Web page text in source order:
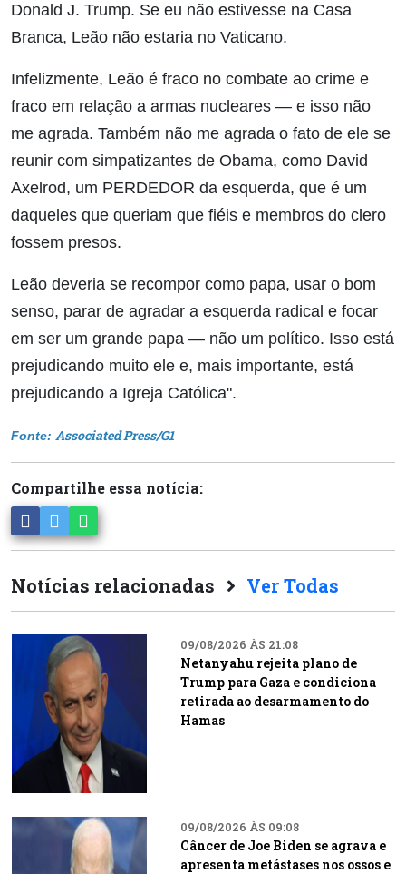
Donald J. Trump. Se eu não estivesse na Casa
Branca, Leão não estaria no Vaticano.
Infelizmente, Leão é fraco no combate ao crime e
fraco em relação a armas nucleares — e isso não
me agrada. Também não me agrada o fato de ele se
reunir com simpatizantes de Obama, como David
Axelrod, um PERDEDOR da esquerda, que é um
daqueles que queriam que fiéis e membros do clero
fossem presos.
Leão deveria se recompor como papa, usar o bom
senso, parar de agradar a esquerda radical e focar
em ser um grande papa — não um político. Isso está
prejudicando muito ele e, mais importante, está
prejudicando a Igreja Católica".
Fonte: Associated Press/G1
Compartilhe essa notícia:
Notícias relacionadas Ver Todas
09/08/2026 ÀS 21:08
Netanyahu rejeita plano de
Trump para Gaza e condiciona
retirada ao desarmamento do
Hamas
09/08/2026 ÀS 09:08
Câncer de Joe Biden se agrava e
apresenta metástases nos ossos e